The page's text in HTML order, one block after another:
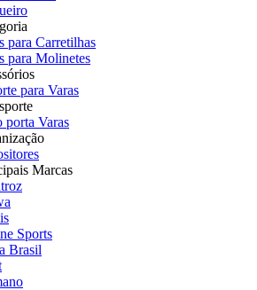
para Carretilhas
para Molinetes
para Varas
porta Varas
Marcas
Sports
Brasil